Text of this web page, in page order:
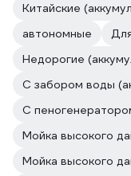
Китайские
автономные
С
Мойка высокого
Мойка высокого